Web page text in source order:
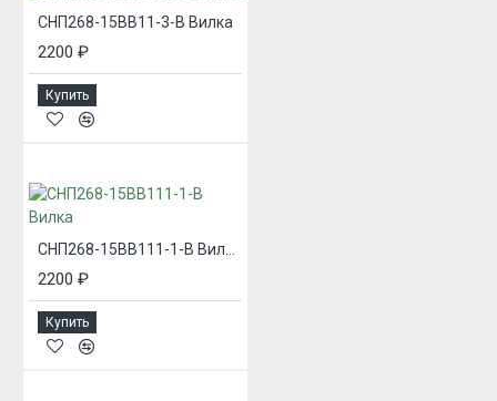
СНП268-15ВВ11-3-В Вилка
2200 ₽
Купить
СНП268-15ВВ111-1-В Вилка
2200 ₽
Купить